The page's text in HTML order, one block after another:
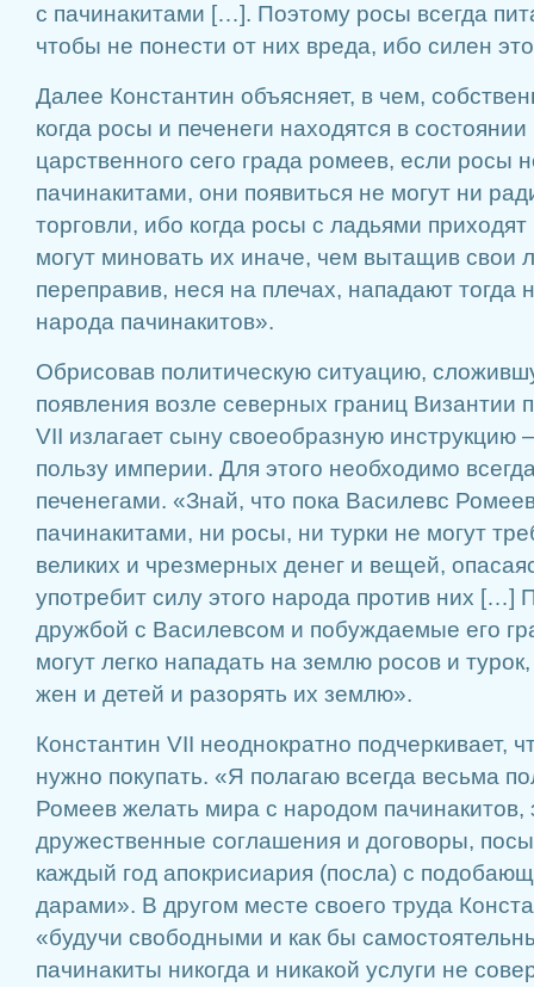
с пачинакитами […]. Поэтому росы всегда
чтобы не понести от них вреда, ибо силен
Далее Константин объясняет, в чем,
когда росы и печенеги находятся в
царственного сего града ромеев, если росы
пачинакитами, они появиться не могут ни
торговли, ибо когда росы с ладьями
могут миновать их иначе, чем вытащив свои
переправив, неся на плечах, нападают тогда
народа пачинакитов».
Обрисовав политическую ситуацию,
появления возле северных границ Византии
VII излагает сыну своеобразную инструкцию
пользу империи. Для этого необходимо
печенегами. «Знай, что пока Василевс
пачинакитами, ни росы, ни турки не могут
великих и чрезмерных денег и вещей,
употребит силу этого народа против них […]
дружбой с Василевсом и побуждаемые его
могут легко нападать на землю росов и
жен и детей и разорять их землю».
Константин VII неоднократно подчеркивает,
нужно покупать. «Я полагаю всегда весьма
Ромеев желать мира с народом пачинакитов,
дружественные соглашения и договоры,
каждый год апокрисиария (посла) с
дарами». В другом месте своего труда
«будучи свободными и как бы
пачинакиты никогда и никакой услуги не